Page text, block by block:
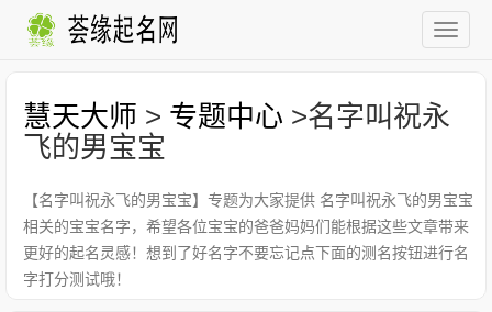
慧天大师 > 专题中心 >名字叫祝永
飞的男宝宝
【名字叫祝永飞的男宝宝】专题为大家提供 名字叫祝永飞的男宝宝
相关的宝宝名字，希望各位宝宝的爸爸妈妈们能根据这些文章带来
更好的起名灵感！想到了好名字不要忘记点下面的测名按钮进行名
字打分测试哦！